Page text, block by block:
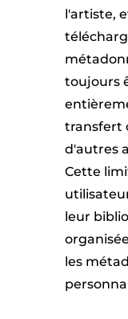
l'artiste,
toujours
transfert
d'autres
Cette
leur
les